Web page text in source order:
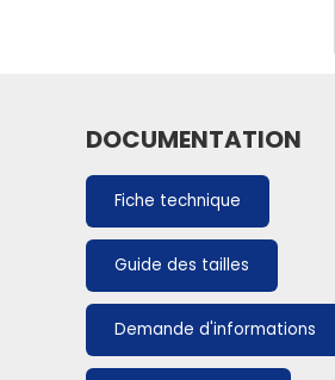
DOCUMENTATION
Fiche technique
Guide des tailles
Demande d'informations